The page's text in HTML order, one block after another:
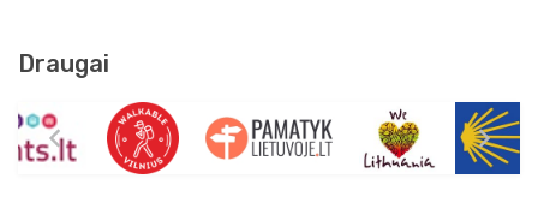
Draugai